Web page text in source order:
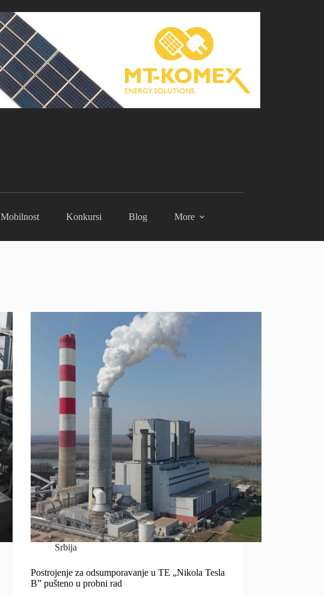
Mobilnost Konkursi Blog More
Srbija
Postrojenje za odsumporavanje u TE „Nikola Tesla
B” pušteno u probni rad